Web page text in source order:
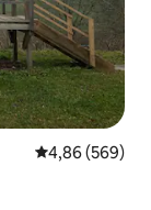
Gemiddelde
4,86 (569)